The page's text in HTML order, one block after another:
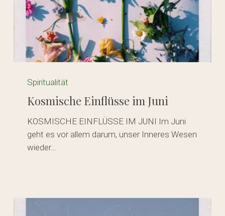
Einflüsse
Juni
Spiritualität
Kosmische Einflüsse im Juni
KOSMISCHE EINFLÜSSE IM JUNI Im Juni
geht es vor allem darum, unser Inneres Wesen
wieder…